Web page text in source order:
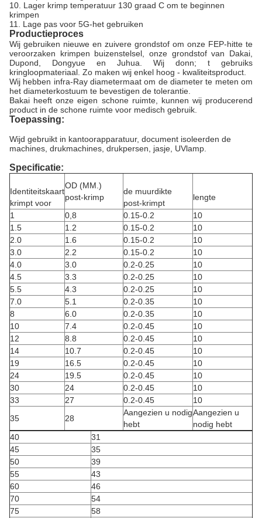
10. Lager krimp temperatuur 130 graad C om te beginnen
krimpen
11. Lage pas voor 5G-het gebruiken
Productieproces
Wij gebruiken nieuwe en zuivere grondstof om onze FEP-hitte te
veroorzaken krimpen buizenstelsel, onze grondstof van Dakai,
Dupond, Dongyue en Juhua. Wij donn; t gebruiks
kringloopmateriaal. Zo maken wij enkel hoog - kwaliteitsproduct.
Wij hebben infra-Ray diametermaat om de diameter te meten om
het diameterkostuum te bevestigen de tolerantie.
Bakai heeft onze eigen schone ruimte, kunnen wij producerend
product in de schone ruimte voor medisch gebruik.
Toepassing:
Wijd gebruikt in kantoorapparatuur, document isoleerden de
machines, drukmachines, drukpersen, jasje, UVlamp.
Specificatie:
Identiteitskaart
krimpt voor
OD (MM.)
post-krimp
de muurdikte
post-krimpt
lengte
1
0,8 0.15-0.2
10
1.5
1.2 0.15-0.2
10
2.0
1.6 0.15-0.2
10
3.0
2.2 0.15-0.2
10
4.0
3.0 0.2-0.25
10
4.5
3.3 0.2-0.25
10
5.5
4.3 0.2-0.25
10
7.0
5.1 0.2-0.35
10
8
6.0 0.2-0.35
10
10
7.4 0.2-0.45
10
12
8.8 0.2-0.45
10
14
10.7 0.2-0.45
10
19
16.5 0.2-0.45
10
24
19.5 0.2-0.45
10
30
24 0.2-0.45
10
33
27 0.2-0.45
10
35
28
Aangezien u nodig
hebt
Aangezien u
nodig hebt
40
31
45
35
50
39
55
43
60
46
70
54
75
58